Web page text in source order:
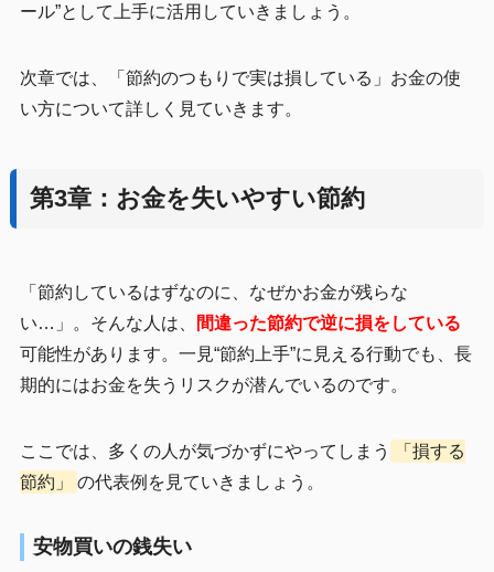
ール”として上手に活用していきましょう。
次章では、「節約のつもりで実は損している」お金の使
い方について詳しく見ていきます。
第3章：お金を失いやすい節約
「節約しているはずなのに、なぜかお金が残らな
い…」。そんな人は、
間違った節約で逆に損をしている
可能性があります。一見“節約上手”に見える行動でも、長
期的にはお金を失うリスクが潜んでいるのです。
ここでは、多くの人が気づかずにやってしまう
「損する
節約」
の代表例を見ていきましょう。
安物買いの銭失い